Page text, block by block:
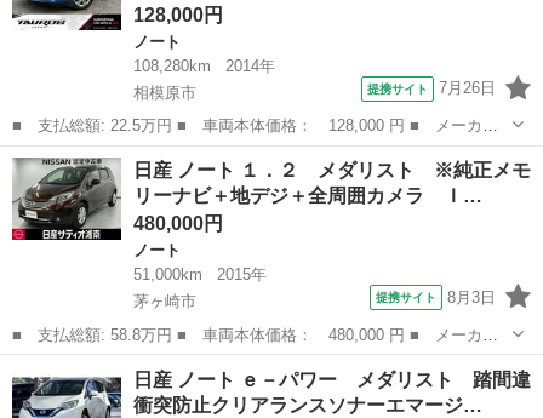
128,000円
ノート
108,280km
2014年
相模原市
提携サイト 7月26日
■ 支払総額: 22.5万円 ■ 車両本体価格： 128,000 円 ■ メーカー
名： 日産 ■ 車種名： ノート ■ グレード名： Ｘ ＤＩＧ－
Ｓ エマージェンシーブレーキパッケージ ユーザー買取車／ＥＴＣ
／ナビ／ＴＶ／...
神奈川 相模原市 ノート
日産 ノート １．２ メダリスト ※純正メモ
リーナビ＋地デジ＋全周囲カメラ Ｉ…
480,000円
ノート
51,000km
2015年
茅ヶ崎市
提携サイト 8月3日
■ 支払総額: 58.8万円 ■ 車両本体価格： 480,000 円 ■ メーカー
名： 日産 ■ 車種名： ノート ■ グレード名： １．２ メダリ
スト ※純正メモリーナビ＋地デジ＋全周囲カメラ Ｉ－ＳＴＯＰ
車線逸脱警告...
茅ヶ崎市 ノート
日産 ノート ｅ－パワー メダリスト 踏間違
衝突防止クリアランスソナーエマージ…